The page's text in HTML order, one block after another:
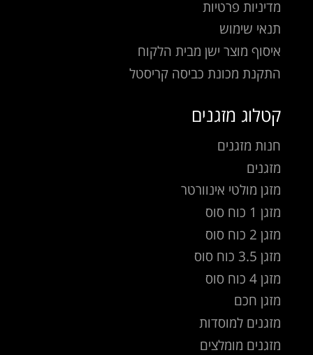
מדיניות פרטיות
תנאי שימוש
איסוף מוצר ישן מבית הלקוח
התקנת מכונת כביסה קריסטל
קטלוג מזגנים
חנות מזגנים
מזגנים
מזגן מולטי אינוורטר
מזגן 1 כוח סוס
מזגן 2 כוח סוס
מזגן 3.5 כוח סוס
מזגן 4 כוח סוס
מזגן חכם
מזגנים למוסדות
מזגנים מומלצים